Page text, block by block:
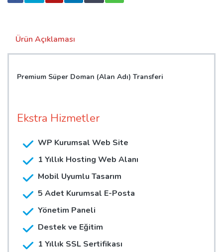
Ürün Açıklaması
Premium Süper Doman (Alan Adı) Transferi
Ekstra Hizmetler
WP Kurumsal Web Site
1 Yıllık Hosting Web Alanı
Mobil Uyumlu Tasarım
5 Adet Kurumsal E-Posta
Yönetim Paneli
Destek ve Eğitim
1 Yıllık SSL Sertifikası